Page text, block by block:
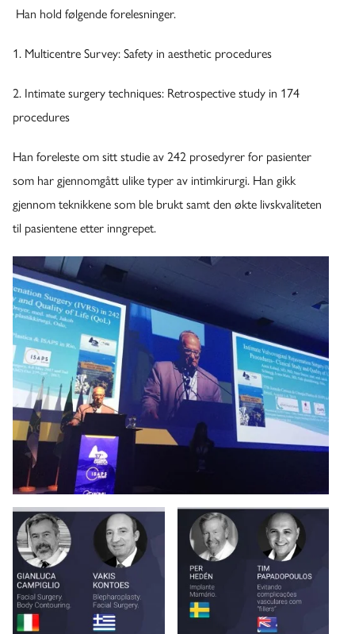
Han hold følgende forelesninger.
1. Multicentre Survey: Safety in aesthetic procedures
2. Intimate surgery techniques: Retrospective study in 174
procedures
Han foreleste om sitt studie av 242 prosedyrer for pasienter
som har gjennomgått ulike typer av intimkirurgi. Han gikk
gjennom teknikkene som ble brukt samt den økte livskvaliteten
til pasientene etter inngrepet.